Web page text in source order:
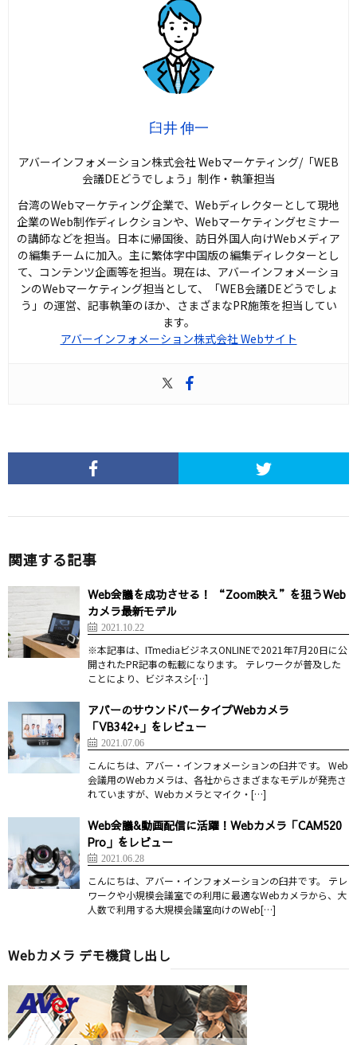
臼井 伸一
アバーインフォメーション株式会社 Webマーケティング/「WEB
会議DEどうでしょう」制作・執筆担当
台湾のWebマーケティング企業で、Webディレクターとして現地
企業のWeb制作ディレクションや、Webマーケティングセミナー
の講師などを担当。日本に帰国後、訪日外国人向けWebメディア
の編集チームに加入。主に繁体字中国版の編集ディレクターとし
て、コンテンツ企画等を担当。現在は、アバーインフォメーショ
ンのWebマーケティング担当として、「WEB会議DEどうでしょ
う」の運営、記事執筆のほか、さまざまなPR施策を担当してい
ます。
アバーインフォメーション株式会社 Webサイト
関連する記事
Web会議を成功させる！ “Zoom映え”を狙うWeb
カメラ最新モデル
2021.10.22
※本記事は、ITmediaビジネスONLINEで2021年7月20日に公
開されたPR記事の転載になります。 テレワークが普及した
ことにより、ビジネスシ[…]
アバーのサウンドバータイプWebカメラ
「VB342+」をレビュー
2021.07.06
こんにちは、アバー・インフォメーションの臼井です。 Web
会議用のWebカメラは、各社からさまざまなモデルが発売さ
れていますが、Webカメラとマイク・[…]
Web会議&動画配信に活躍！Webカメラ「CAM520
Pro」をレビュー
2021.06.28
こんにちは、アバー・インフォメーションの臼井です。 テレ
ワークや小規模会議室での利用に最適なWebカメラから、大
人数で利用する大規模会議室向けのWeb[…]
Webカメラ デモ機貸し出し